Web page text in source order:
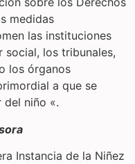
medidas
las instituciones
social, los tribunales,
los órganos
a que se
del niño «.
Instancia de la Niñez